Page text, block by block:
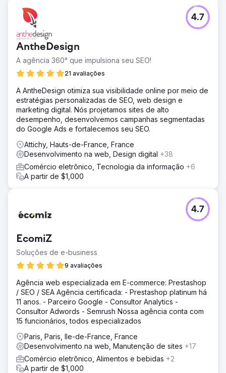
AntheDesign
A agência 360° que impulsiona seu SEO!
21 avaliações
4.7
A AntheDesign otimiza sua visibilidade online por meio de
estratégias personalizadas de SEO, web design e
marketing digital. Nós projetamos sites de alto
desempenho, desenvolvemos campanhas segmentadas
do Google Ads e fortalecemos seu SEO.
Attichy, Hauts-de-France, France
Desenvolvimento na web, Design digital +38
Comércio eletrônico, Tecnologia da informação +6
A partir de $1,000
EcomiZ
Soluções de e-business
9 avaliações
4.7
Agência web especializada em E-commerce: Prestashop
/ SEO / SEA Agência certificada: - Prestashop platinum há
11 anos. - Parceiro Google - Consultor Analytics -
Consultor Adwords - Semrush Nossa agência conta com
15 funcionários, todos especializados
Paris, Paris, Ile-de-France, France
Desenvolvimento na web, Manutenção de sites +17
Comércio eletrônico, Alimentos e bebidas +2
A partir de $1,000